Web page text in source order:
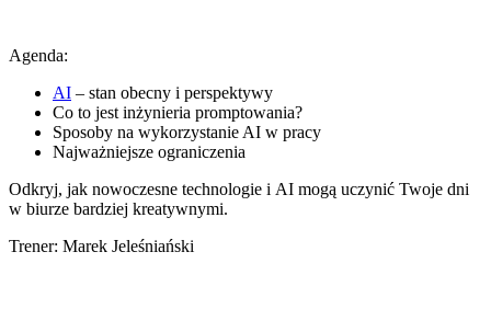
Agenda:
AI – stan obecny i perspektywy
Co to jest inżynieria promptowania?
Sposoby na wykorzystanie AI w pracy
Najważniejsze ograniczenia
Odkryj, jak nowoczesne technologie i AI mogą uczynić Twoje dni
w biurze bardziej kreatywnymi.
Trener: Marek Jeleśniański